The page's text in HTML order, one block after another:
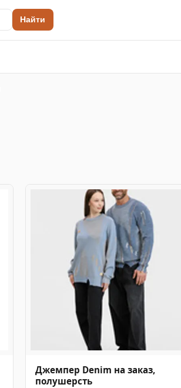
Найти
Джемпер Denim на заказ,
полушерсть